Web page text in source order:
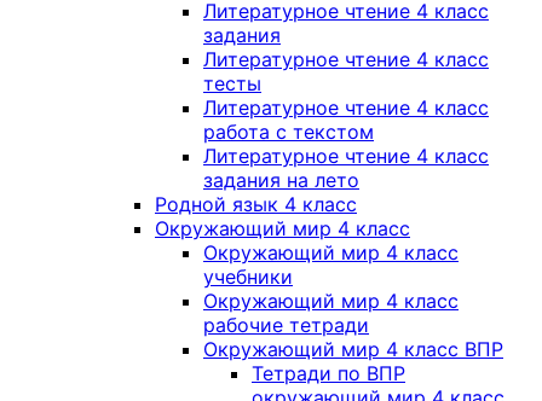
Литературное чтение 4 класс
задания
Литературное чтение 4 класс
тесты
Литературное чтение 4 класс
работа с текстом
Литературное чтение 4 класс
задания на лето
Родной язык 4 класс
Окружающий мир 4 класс
Окружающий мир 4 класс
учебники
Окружающий мир 4 класс
рабочие тетради
Окружающий мир 4 класс ВПР
Тетради по ВПР